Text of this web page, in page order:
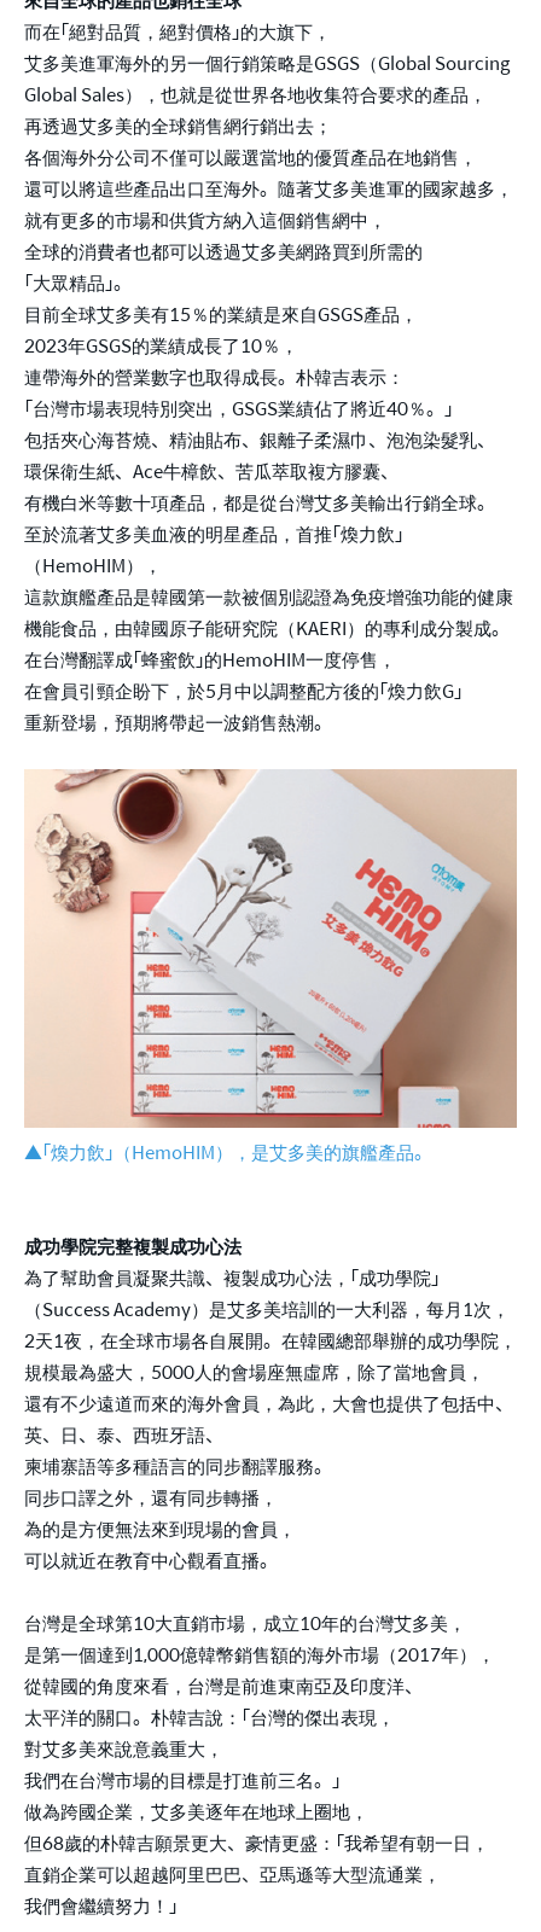
而在「絕對品質，絕對價格」的大旗下，
艾多美進軍海外的另一個行銷策略是GSGS（Global Sourcing
Global Sales），也就是從世界各地收集符合要求的產品，
再透過艾多美的全球銷售網行銷出去；
各個海外分公司不僅可以嚴選當地的優質產品在地銷售，
還可以將這些產品出口至海外。隨著艾多美進軍的國家越多，
就有更多的市場和供貨方納入這個銷售網中，
全球的消費者也都可以透過艾多美網路買到所需的
「大眾精品」。
目前全球艾多美有15％的業績是來自GSGS產品，
2023年GSGS的業績成長了10％，
連帶海外的營業數字也取得成長。朴韓吉表示：
「台灣市場表現特別突出，GSGS業績佔了將近40％。」
包括夾心海苔燒、精油貼布、銀離子柔濕巾、泡泡染髮乳、
環保衛生紙、Ace牛樟飲、苦瓜萃取複方膠囊、
有機白米等數十項產品，都是從台灣艾多美輸出行銷全球。
至於流著艾多美血液的明星產品，首推「煥力飲」
（HemoHIM），
這款旗艦產品是韓國第一款被個別認證為免疫增強功能的健康
機能食品，由韓國原子能研究院（KAERI）的專利成分製成。
在台灣翻譯成「蜂蜜飲」的HemoHIM一度停售，
在會員引頸企盼下，於5月中以調整配方後的「煥力飲G」
重新登場，預期將帶起一波銷售熱潮。
▲「煥力飲」（HemoHIM），是艾多美的旗艦產品。
成功學院完整複製成功心法
為了幫助會員凝聚共識、複製成功心法，「成功學院」
（Success Academy）是艾多美培訓的一大利器，每月1次，
2天1夜，在全球市場各自展開。在韓國總部舉辦的成功學院，
規模最為盛大，5000人的會場座無虛席，除了當地會員，
還有不少遠道而來的海外會員，為此，大會也提供了包括中、
英、日、泰、西班牙語、
柬埔寨語等多種語言的同步翻譯服務。
同步口譯之外，還有同步轉播，
為的是方便無法來到現場的會員，
可以就近在教育中心觀看直播。
台灣是全球第10大直銷市場，成立10年的台灣艾多美，
是第一個達到1,000億韓幣銷售額的海外市場（2017年），
從韓國的角度來看，台灣是前進東南亞及印度洋、
太平洋的關口。朴韓吉說：「台灣的傑出表現，
對艾多美來說意義重大，
我們在台灣市場的目標是打進前三名。」
做為跨國企業，艾多美逐年在地球上圈地，
但68歲的朴韓吉願景更大、豪情更盛：「我希望有朝一日，
直銷企業可以超越阿里巴巴、亞馬遜等大型流通業，
我們會繼續努力！」